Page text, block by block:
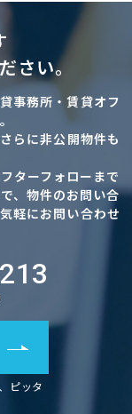
さい。
事務所・賃貸オフ
らに非公開物件も
ターフォローまで
、物件のお問い合
軽にお問い合わせ
ピッタ